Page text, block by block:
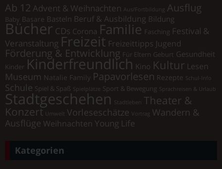
Ab 12 Advent & Weihnachten Aus/Fortbildung Ausflug
Baby Basare Basteln Beruf & Ausbildung Bildung
Bücher CDs Corona Familie Fasching Festival &
Veranstaltung Freizeit Freizeittipps Jugend
Förderung & Entwicklung Für Eltern Geburt Gesundheit
Kinder Kinderfreundlich Kino Kultur Lesen
Museum Natalie Family Papavorlesen Rezepte Schul-Info
Schule Spiel & Spaß Spielplätze Sport & Bewegung Sprachreisen & Urlaub
Stadtgeschehen Stadtleben Theater &
Konzert Umwelt Vorleseschätze Vortrag Wandern &
Ausflüge Weihnachten Young Life
Kategorien